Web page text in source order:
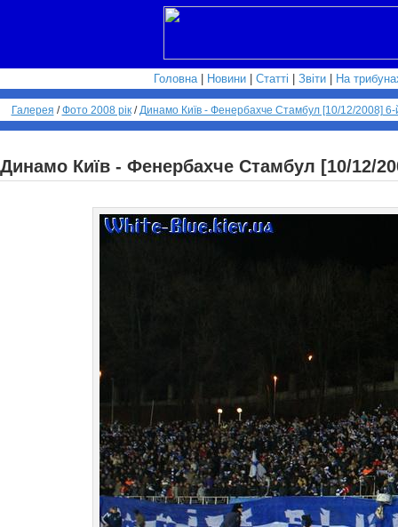
Головна| Новини Статті Звіти На
Галерея /Фото 2008 рік/ Динамо Київ - Фенербахче Стамбул [10/12/2008] 6-й
Динамо Київ - Фенербахче Стамбул [10/12/